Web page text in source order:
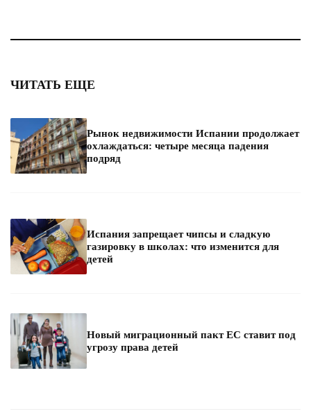
ЧИТАТЬ ЕЩЕ
Рынок недвижимости Испании продолжает
охлаждаться: четыре месяца падения
подряд
Испания запрещает чипсы и сладкую
газировку в школах: что изменится для
детей
Новый миграционный пакт ЕС ставит под
угрозу права детей